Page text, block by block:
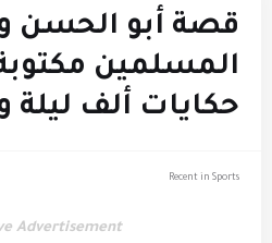
قصة أبو الحسن
المسلمين
حكايات ألف ليلة
Recent in Sports
Advertisement